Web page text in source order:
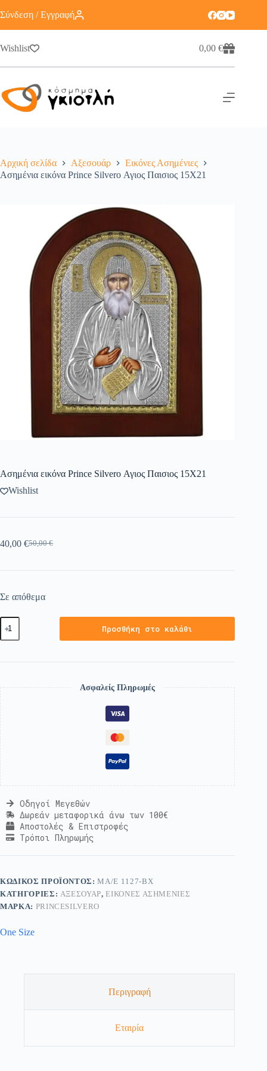
Σύνδεση / Εγγραφή
Wishlist 0,00€
Αρχική σελίδα Αξεσουάρ
Εικόνες Ασημένιες
Ασημένια εικόνα Prince Silvero Αγιος Παισιος 15X21
Ασημένια εικόνα Prince Silvero Αγιος Παισιος 15X21
Wishlist
50,00€
40,00 €
Σε απόθεμα
Προσθήκη στο καλάθι
Ασφαλείς Πληρωμές
Οδηγοί Μεγεθών
Δωρεάν μεταφορικά άνω των 100€
Αποστολές & Επιστροφές
Τρόποι Πληρωμής
ΚΩΔΙΚΌΣ ΠΡΟΪΌΝΤΟΣ:ΜΑ/Ε 1127-BX
ΚΑΤΗΓΟΡΊΕΣ: ΑΞΕΣΟΥΆΡ,ΕΙΚΌΝΕΣ ΑΣΗΜΈΝΙΕΣ
ΜΆΡΚΑ: PRINCESILVERO
One Size
Περιγραφή
Εταιρία